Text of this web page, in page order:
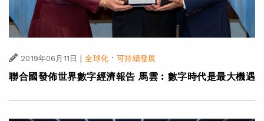
2019年06月11日 全球化·可持續發展
聯合國發佈世界數字經濟報告 馬雲︰數字時代是最大機遇